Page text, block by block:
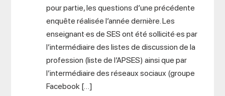
pour partie, les questions d’une précédente
enquête réalisée l’année dernière. Les
enseignant·es de SES ont été sollicité·es par
l’intermédiaire des listes de discussion de la
profession (liste de l’APSES) ainsi que par
l’intermédiaire des réseaux sociaux (groupe
Facebook […]